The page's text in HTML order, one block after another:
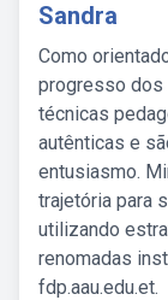
Sandra
Como
progresso dos
técnicas
autênticas e
entusiasmo.
trajetória para
utilizando
renomadas
fdp.aau.edu.et.